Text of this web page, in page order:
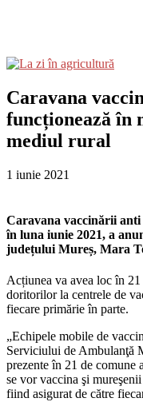
Caravana
funcționează în
mediul rural
1 iunie 2021
Caravana vaccinării
în luna iunie 2021, a
județului Mureș, Mara
Acțiunea va avea loc în
doritorilor la centrele de
fiecare primărie în parte.
„Echipele mobile de
Serviciului de Ambulanţă
prezente în 21 de comune
se vor vaccina şi
fiind asigurat de către